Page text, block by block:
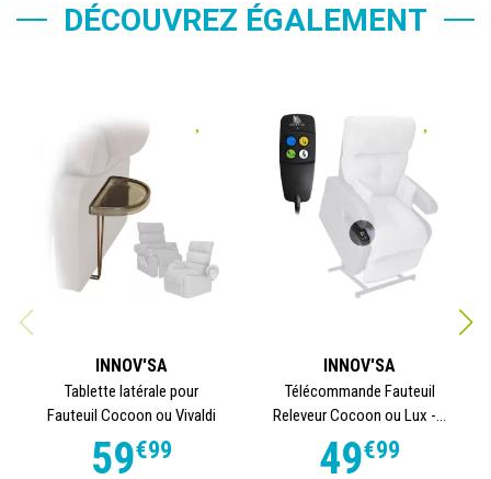
DÉCOUVREZ ÉGALEMENT
INNOV'SA
Tablette latérale pour
Fauteuil Cocoon ou Vivaldi
59€99
INNOV'SA
Télécommande Fauteuil
Releveur Cocoon ou Lux -...
49€99